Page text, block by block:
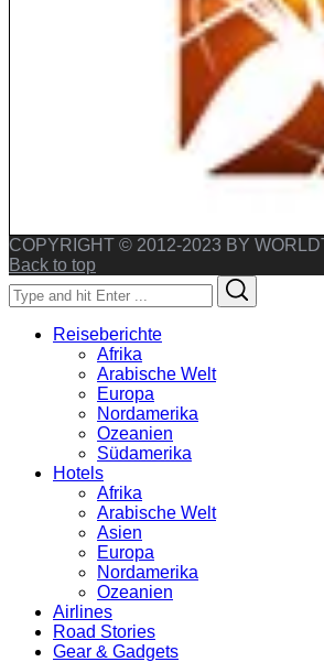
COPYRIGHT © 2012-2023 BY
Back to top
Search
for:
Reiseberichte
Afrika
Arabische Welt
Europa
Nordamerika
Ozeanien
Südamerika
Hotels
Afrika
Arabische Welt
Asien
Europa
Nordamerika
Ozeanien
Airlines
Road Stories
Gear & Gadgets